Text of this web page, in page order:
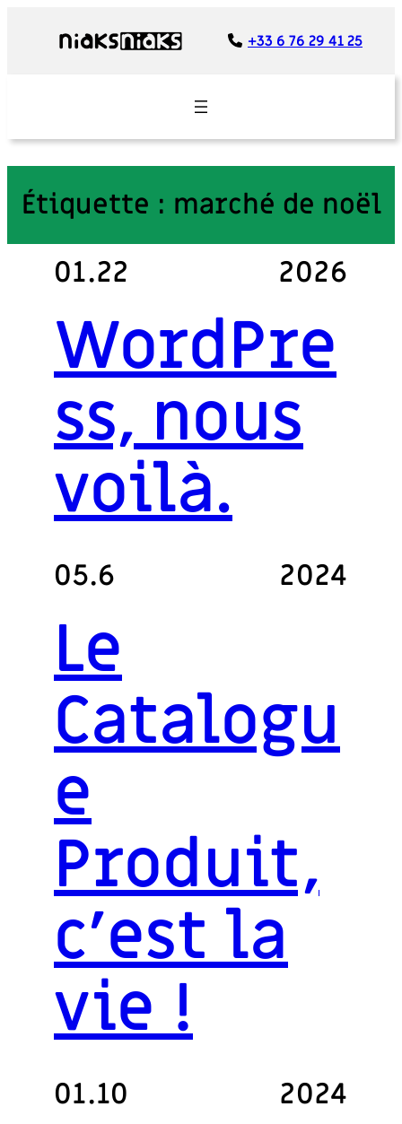
+33 6 76 29 41 25
Étiquette : marché de noël
01.22 2026
WordPre
ss, nous
voilà.
05.6 2024
Le
Catalogu
e
Produit,
c’est la
vie !
01.10 2024